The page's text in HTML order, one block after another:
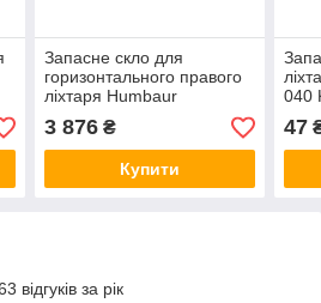
Запасне скло для
горизонтального правого
ліхтаря Humbaur
411.00252
3 876₴
Купити
040
47
відгуків за рік